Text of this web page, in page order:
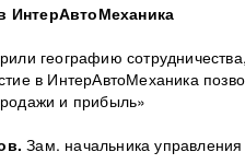
ИнтерАвтоМеханика
географию
в ИнтерАвтоМеханика
и прибыль»
Зам. начальника